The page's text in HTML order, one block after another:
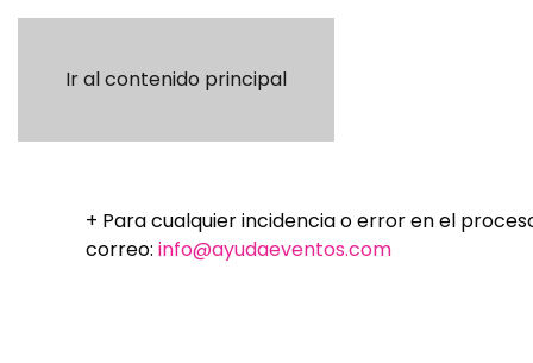
Ir al contenido principal
+ Para cualquier incidencia o error en el
correo: info@ayudaeventos.com